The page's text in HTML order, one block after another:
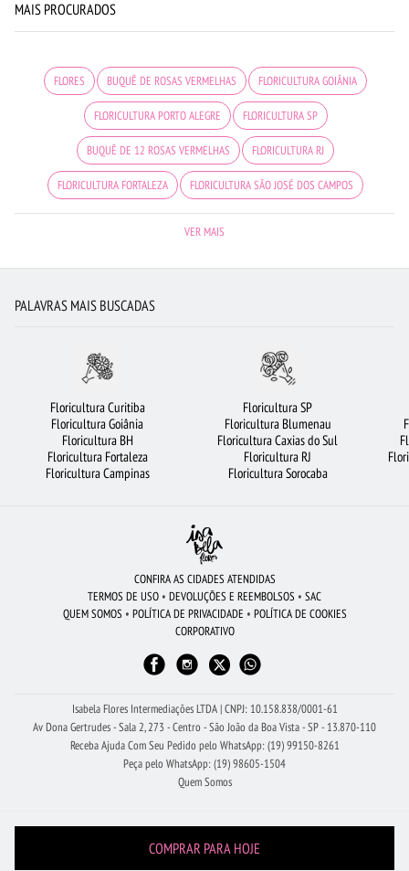
MAIS PROCURADOS
FLORES BUQUÊ DE ROSAS VERMELHAS FLORICULTURA GOIÂNIA
FLORICULTURA PORTO ALEGRE FLORICULTURA SP
BUQUÊ DE 12 ROSAS VERMELHAS FLORICULTURA RJ
FLORICULTURA FORTALEZA FLORICULTURA SÃO JOSÉ DOS CAMPOS
FLORICULTURA BARUERI FLORICULTURA CAMPINAS
FLORICULTURA BRASÍLIA MAIS BUSCADOS FLORICULTURA OSASCO
COROA DE FLORES FLORES VERMELHAS
ROSAS VERMELHAS
FLORICULTURA MANAUS
FLORICULTURA RIBEIRÃO PRETO FLORICULTURA GUARULHOS
CIDADES MAIS PROCURADAS
FLORICULTURA SÃO BERNARDO DO CAMPO
ROSAS AMARELAS URSO DE PELÚCIA BUQUÊ DE 20 ROSAS VERMELHAS
VER MAIS
PALAVRAS MAIS BUSCADAS
Floricultura Curitiba
Floricultura Goiânia
Floricultura BH
Floricultura Fortaleza
Floricultura Campinas
Floricultura SP
Floricultura Blumenau
Floricultura Caxias do Sul
Floricultura RJ
Floricultura Sorocaba
CONFIRA AS CIDADES ATENDIDAS
TERMOS DE USO • DEVOLUÇÕES E REEMBOLSOS • SAC
QUEM SOMOS • POLÍTICA DE PRIVACIDADE • POLÍTICA DE COOKIES
CORPORATIVO
Isabela Flores Intermediações LTDA | CNPJ: 10.158.838/0001-61
Av Dona Gertrudes - Sala 2, 273 - Centro - São João da Boa Vista - SP - 13.870-110
Receba Ajuda Com Seu Pedido pelo WhatsApp: (19) 99150-8261
Peça pelo WhatsApp: (19) 98605-1504
Quem Somos
COMPRAR PARA HOJE